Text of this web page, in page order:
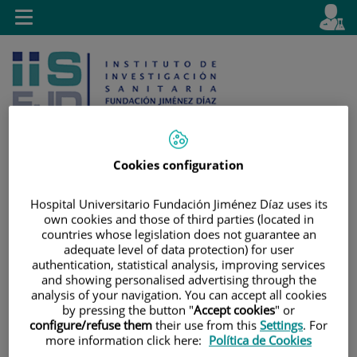
Jump to content
Language
Active
en
Search
Toggle
navigation
Cookies configuration
Hospital Universitario Fundación Jiménez Díaz uses its
own cookies and those of third parties (located in
countries whose legislation does not guarantee an
adequate level of data protection) for user
authentication, statistical analysis, improving services
and showing personalised advertising through the
analysis of your navigation. You can accept all cookies
by pressing the button "Accept cookies" or
configure/refuse them their use from this Settings. For
more information click here: Política de Cookies